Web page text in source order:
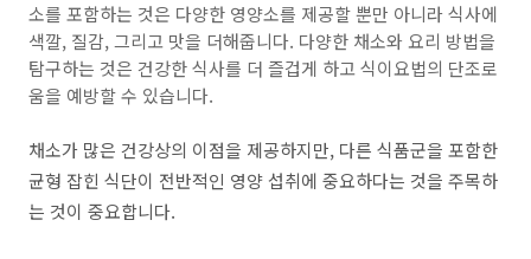
소를 포함하는 것은 다양한 영양소를 제공할 뿐만 아니라 식사에
색깔, 질감, 그리고 맛을 더해줍니다. 다양한 채소와 요리 방법을
탐구하는 것은 건강한 식사를 더 즐겁게 하고 식이요법의 단조로
움을 예방할 수 있습니다.
채소가 많은 건강상의 이점을 제공하지만, 다른 식품군을 포함한
균형 잡힌 식단이 전반적인 영양 섭취에 중요하다는 것을 주목하
는 것이 중요합니다.